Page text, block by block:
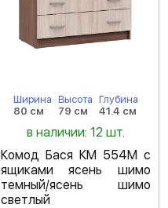
Ширина
80 см
Высота
79 см
Глубина
41.4 см
в наличии: 12 шт.
Комод Бася КМ 554М с
ящиками ясень шимо
темный/ясень шимо
светлый